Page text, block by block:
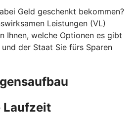
Geld geschenkt bekommen?
Leistungen (VL)
Ihnen, welche Optionen es gibt
der Staat Sie fürs Sparen
Laufzeit